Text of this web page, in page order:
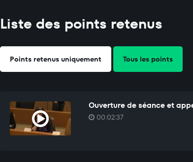
Liste des points retenus
Points retenus uniquement Tous les points
Ouverture de séance et
00:02:37